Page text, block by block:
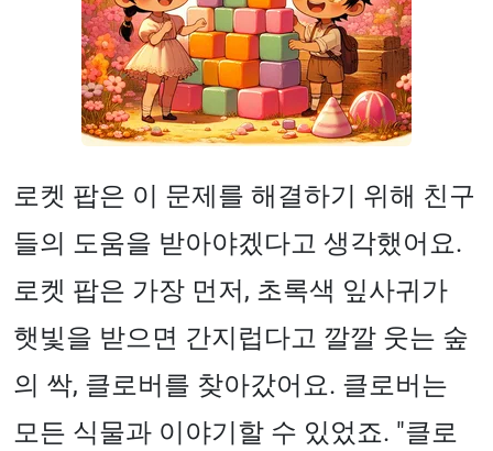
로켓 팝은 이 문제를 해결하기 위해 친구
들의 도움을 받아야겠다고 생각했어요.
로켓 팝은 가장 먼저, 초록색 잎사귀가
햇빛을 받으면 간지럽다고 깔깔 웃는 숲
의 싹, 클로버를 찾아갔어요. 클로버는
모든 식물과 이야기할 수 있었죠. "클로